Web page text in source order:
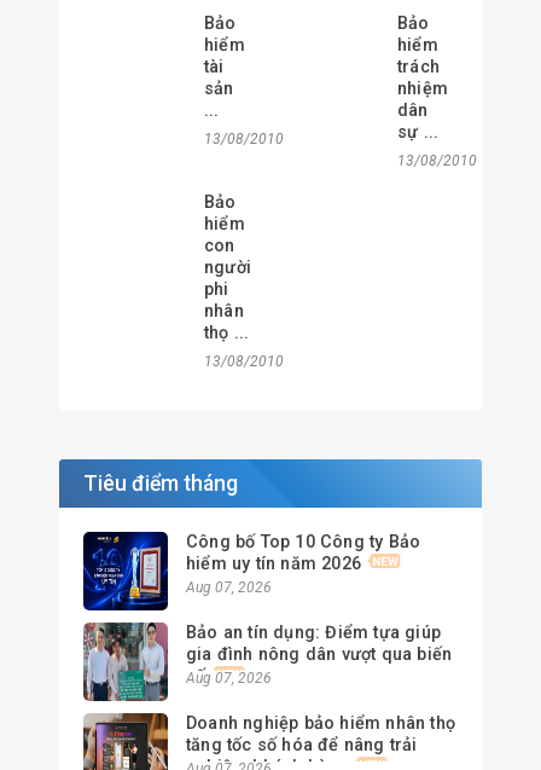
Bảo
hiểm
tài
sản
...
13/08/2010
Bảo
hiểm
trách
nhiệm
dân
sự ...
13/08/2010
Bảo
hiểm
con
người
phi
nhân
thọ ...
13/08/2010
Tiêu điểm tháng
Công bố Top 10 Công ty Bảo
hiểm uy tín năm 2026
Aug 07, 2026
Bảo an tín dụng: Điểm tựa giúp
gia đình nông dân vượt qua biến
cố
Aug 07, 2026
Doanh nghiệp bảo hiểm nhân thọ
tăng tốc số hóa để nâng trải